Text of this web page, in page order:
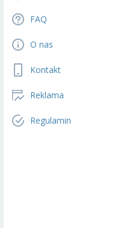
FAQ
O nas
Kontakt
Reklama
Regulamin